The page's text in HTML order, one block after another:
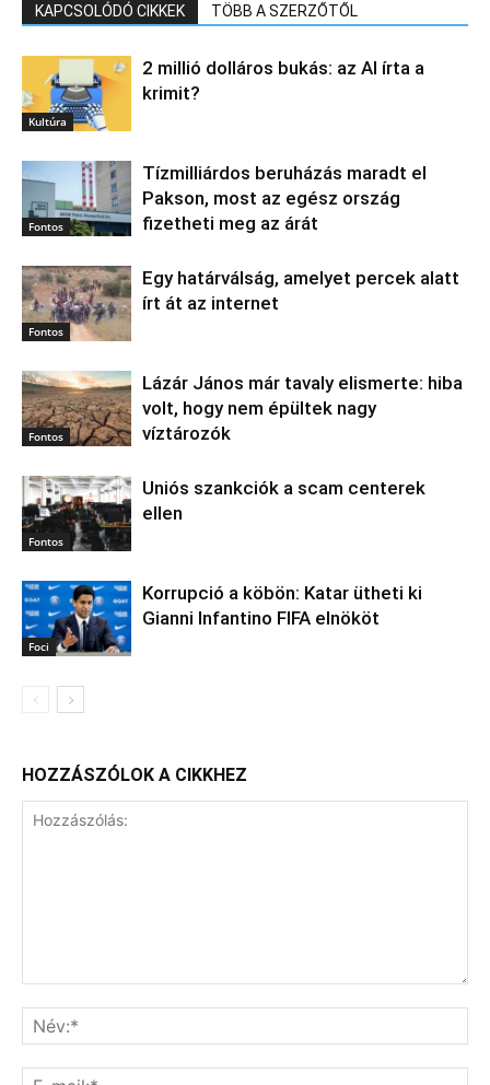
KAPCSOLÓDÓ CIKKEK TÖBB A SZERZŐTŐL
Kultúra
2 millió dolláros bukás: az AI írta a
krimit?
Fontos
Tízmilliárdos beruházás maradt el
Pakson, most az egész ország
fizetheti meg az árát
Fontos
Egy határválság, amelyet percek alatt
írt át az internet
Fontos
Lázár János már tavaly elismerte: hiba
volt, hogy nem épültek nagy
víztározók
Fontos
Uniós szankciók a scam centerek
ellen
Foci
Korrupció a köbön: Katar ütheti ki
Gianni Infantino FIFA elnököt
HOZZÁSZÓLOK A CIKKHEZ